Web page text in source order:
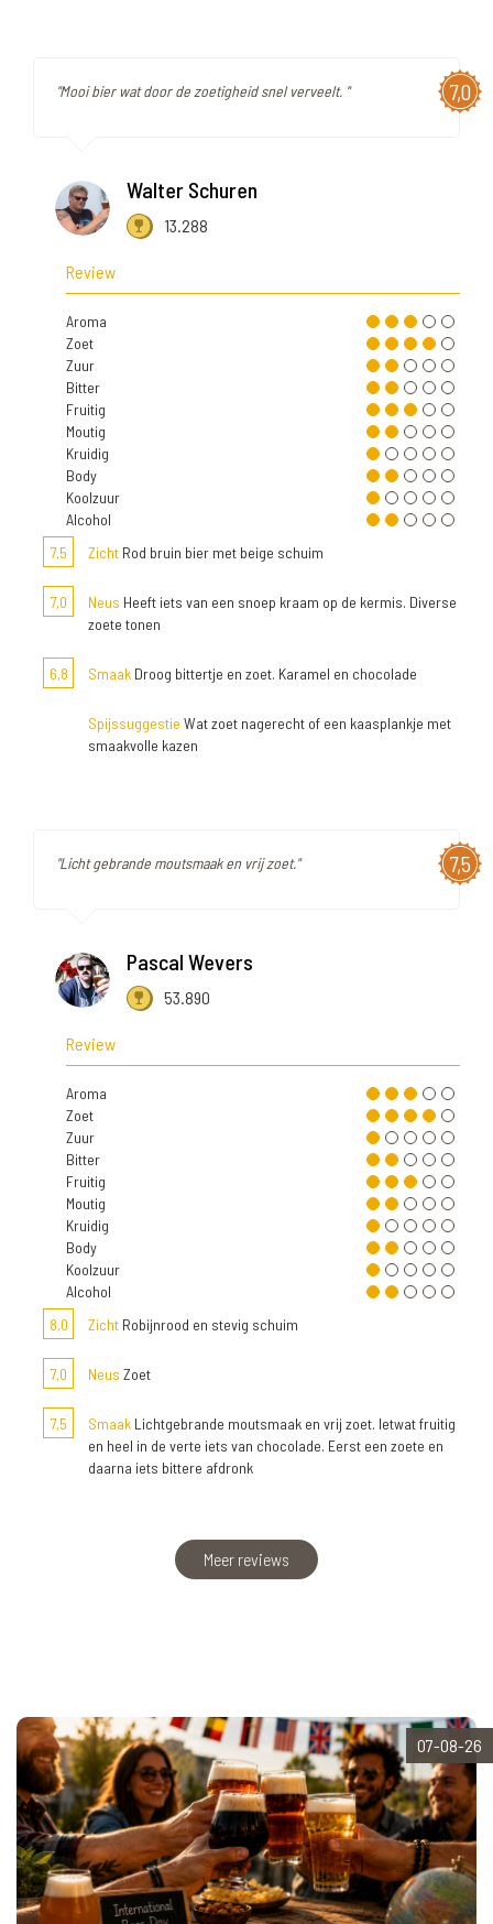
7,0
"Mooi bier wat door de zoetigheid snel verveelt. "
Walter Schuren
13.288
Review
Aroma
Zoet
Zuur
Bitter
Fruitig
Moutig
Kruidig
Body
Koolzuur
Alcohol
7,5
Zicht Rod bruin bier met beige schuim
7,0 Neus Heeft iets van een snoep kraam op de kermis. Diverse
zoete tonen
6,8 Smaak Droog bittertje en zoet. Karamel en chocolade
Spijssuggestie Wat zoet nagerecht of een kaasplankje met
smaakvolle kazen
7,5
"Licht gebrande moutsmaak en vrij zoet."
Pascal Wevers
53.890
Review
Aroma
Zoet
Zuur
Bitter
Fruitig
Moutig
Kruidig
Body
Koolzuur
Alcohol
8,0
Zicht Robijnrood en stevig schuim
7,0 Neus Zoet
7,5 Smaak Lichtgebrande moutsmaak en vrij zoet. Ietwat fruitig
en heel in de verte iets van chocolade. Eerst een zoete en
daarna iets bittere afdronk
Meer reviews
07-08-26